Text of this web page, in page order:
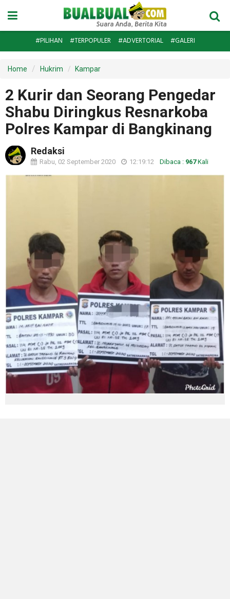
#PILIHAN #TERPOPULER #ADVERTORIAL #GALERI
Home Hukrim Kampar
2 Kurir dan Seorang Pengedar
Shabu Diringkus Resnarkoba
Polres Kampar di Bangkinang
Redaksi
Rabu, 02 September 2020 12:19:12 Dibaca : 967Kali